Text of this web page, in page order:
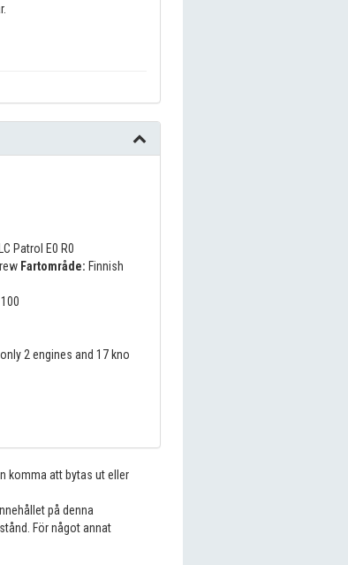
Patrol E0 R0
Fartområde: Finnish
2 engines and 17 kno
komma att bytas ut eller
på denna
För något annat